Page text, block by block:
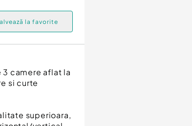
la favorite
3 camere aflat la
si curte
superioara,